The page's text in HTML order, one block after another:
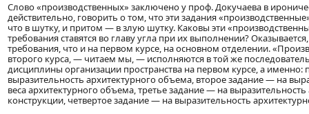
Слово «производственных» заключено у проф. Докучаева в
действительно, говорить о том, что эти задания
что в шутку, и притом — в злую шутку. Каковы эти
требования ставятся во главу угла при их выполнении?
требования, что и на первом курсе, на основном отделении.
второго курса, — читаем мы, — исполняются в той же
дисциплины организации пространства на первом курсе, а именно:
выразительность архитектурного объема, второе задание — на
веса архитектурного объема, третье задание — на
конструкции, четвертое задание — на выразительность